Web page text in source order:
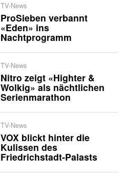
TV-News
ProSieben verbannt
«Eden» ins
Nachtprogramm
TV-News
Nitro zeigt «Highter &
Wolkig» als nächtlichen
Serienmarathon
TV-News
VOX blickt hinter die
Kulissen des
Friedrichstadt-Palasts